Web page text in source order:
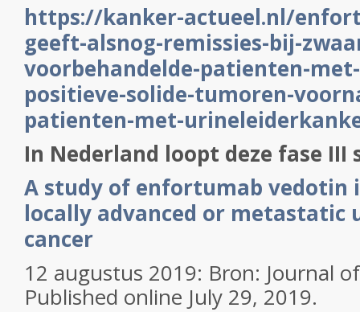
https://kanker-actueel.nl/
geeft-alsnog-remissies-bij-
voorbehandelde-patienten-
positieve-solide-tumoren-
patienten-met-
In Nederland loopt deze fase III
A study of enfortumab vedotin
locally advanced or metastatic
cancer
12 augustus 2019: Bron: Journal
Published online July 29, 2019.